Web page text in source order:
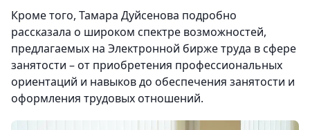
Кроме того, Тамара Дуйсенова подробно
рассказала о широком спектре возможностей,
предлагаемых на Электронной бирже труда в сфере
занятости – от приобретения профессиональных
ориентаций и навыков до обеспечения занятости и
оформления трудовых отношений.